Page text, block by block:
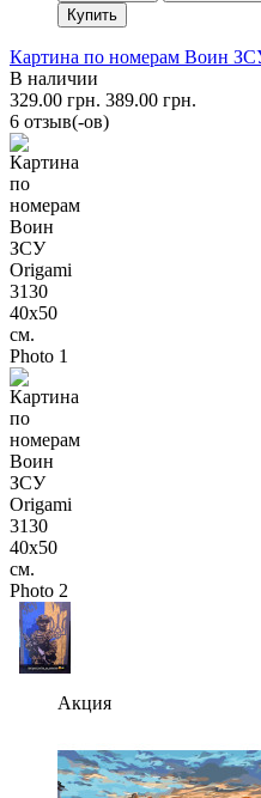
Купить
Картина по номерам Воин
В наличии
329.00 грн. 389.00 грн.
6 отзыв(-ов)
Акция